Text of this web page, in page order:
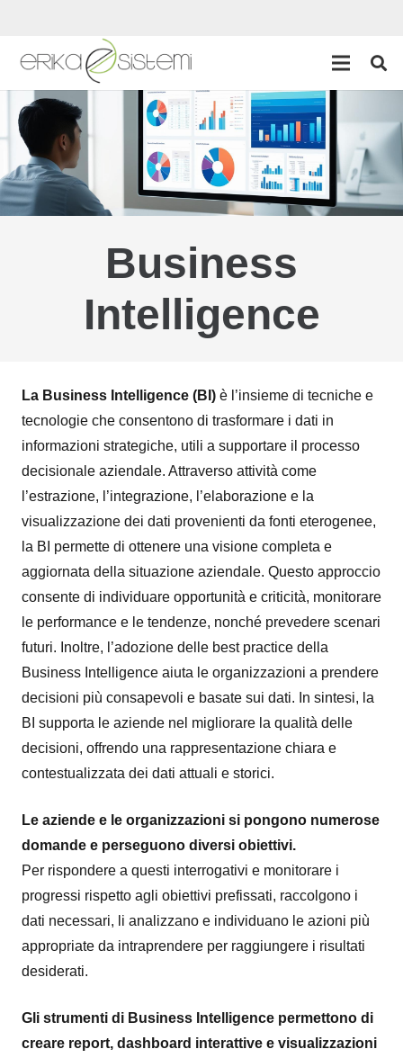
Business
Intelligence
La Business Intelligence (BI) è l’insieme di tecniche e
tecnologie che consentono di trasformare i dati in
informazioni strategiche, utili a supportare il processo
decisionale aziendale. Attraverso attività come
l’estrazione, l’integrazione, l’elaborazione e la
visualizzazione dei dati provenienti da fonti eterogenee,
la BI permette di ottenere una visione completa e
aggiornata della situazione aziendale. Questo approccio
consente di individuare opportunità e criticità, monitorare
le performance e le tendenze, nonché prevedere scenari
futuri. Inoltre, l’adozione delle best practice della
Business Intelligence aiuta le organizzazioni a prendere
decisioni più consapevoli e basate sui dati. In sintesi, la
BI supporta le aziende nel migliorare la qualità delle
decisioni, offrendo una rappresentazione chiara e
contestualizzata dei dati attuali e storici.
Le aziende e le organizzazioni si pongono numerose
domande e perseguono diversi obiettivi.
Per rispondere a questi interrogativi e monitorare i
progressi rispetto agli obiettivi prefissati, raccolgono i
dati necessari, li analizzano e individuano le azioni più
appropriate da intraprendere per raggiungere i risultati
desiderati.
Gli strumenti di Business Intelligence permettono di
creare report, dashboard interattive e visualizzazioni